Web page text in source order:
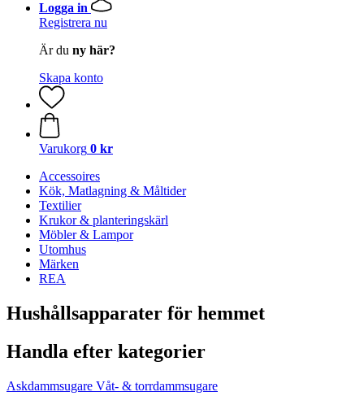
Logga in
Registrera nu
Är du ny här?
Skapa konto
Varukorg 0 kr
Accessoires
Kök, Matlagning & Måltider
Textilier
Krukor & planteringskärl
Möbler & Lampor
Utomhus
Märken
REA
Hushållsapparater för hemmet
Handla efter kategorier
Askdammsugare Våt- & torrdammsugare